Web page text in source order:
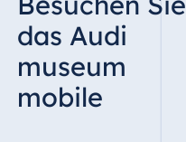
das Audi
museum
mobile